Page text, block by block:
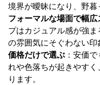
境界が曖昧になり、野暮
フォーマルな場面で幅
プはカジュアル感が強
の雰囲気にそぐわない印
価格だけで選ぶ ：安価
れや色落ちが起きやす
ります。